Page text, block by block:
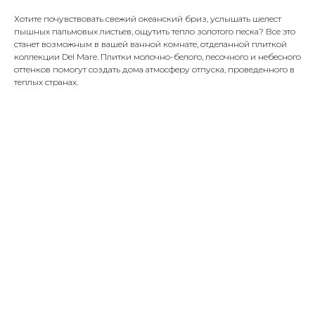
Хотите почувствовать свежий океанский бриз, услышать шелест
пышных пальмовых листьев, ощутить тепло золотого песка? Все это
станет возможным в вашей ванной комнате, отделанной плиткой
коллекции Del Mare. Плитки молочно-белого, песочного и небесного
оттенков помогут создать дома атмосферу отпуска, проведенного в
теплых странах.